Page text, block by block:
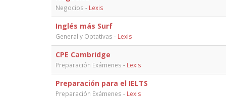
Negocios - Lexis
Inglés más Surf
General y Optativas - Lexis
CPE Cambridge
Preparación Exámenes - Lexis
Preparación para el IELTS
Preparación Exámenes - Lexis